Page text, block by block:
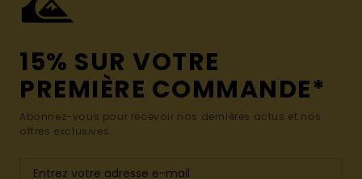
15% SUR VOTRE
PREMIÈRE COMMANDE*
Abonnez-vous pour recevoir nos dernières actus et nos
offres exclusives.